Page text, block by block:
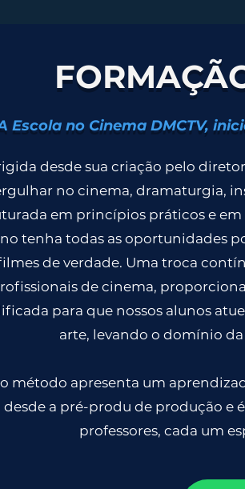
Escola no Cinema DMCTV,
desde sua criação pelo
no cinema, dramaturgia,
em princípios práticos e
tenha todas as oportunidades
de verdade. Uma troca
de cinema,
para que nossos alunos
arte, levando o domínio
método apresenta um
desde a pré-produ de produção e
professores, cada um